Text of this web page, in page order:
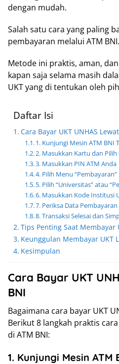
dengan mudah.
Salah satu cara yang paling
pembayaran melalui ATM BNI.
Metode ini praktis, aman,
kapan saja selama masih
UKT yang di tentukan oleh
Daftar Isi
Cara Bayar UKT UNHAS
1. Kunjungi Mesin ATM BNI
2. Masukkan Kartu dan Pilih
3. Masukkan PIN ATM Anda
4. Pilih Menu “Pembayaran”
5. Pilih “Universitas” atau
6. Masukkan Kode Institusi
7. Periksa Data Pembayaran
8. Transaksi Selesai dan
Tips Penting Saat Membayar
Keunggulan Membayar UKT
Kesimpulan
Cara Bayar UKT
BNI
Bagaimana cara bayar UKT
Berikut 8 langkah praktis
di ATM BNI:
1. Kunjungi Mesin ATM